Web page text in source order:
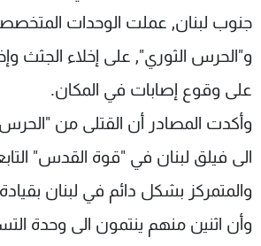
جنوب لبنان, عملت الوحدات
و"الحرس الثوري", على إخلاء الجثث
على وقوع إصابات في المكان.
وأكدت المصادر أن القتلى من
الى فيلق لبنان في "قوة القدس"
والمتمركز بشكل دائم في لبنان
وأن اثنين منهم ينتمون الى وحدة